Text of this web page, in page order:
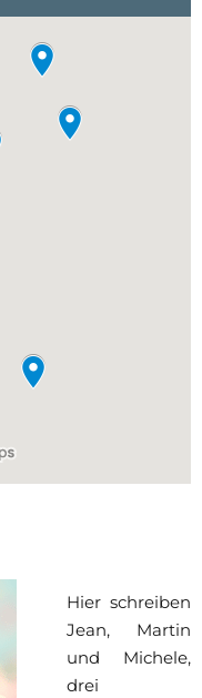
Hier schreiben
Jean, Martin
und Michele,
drei